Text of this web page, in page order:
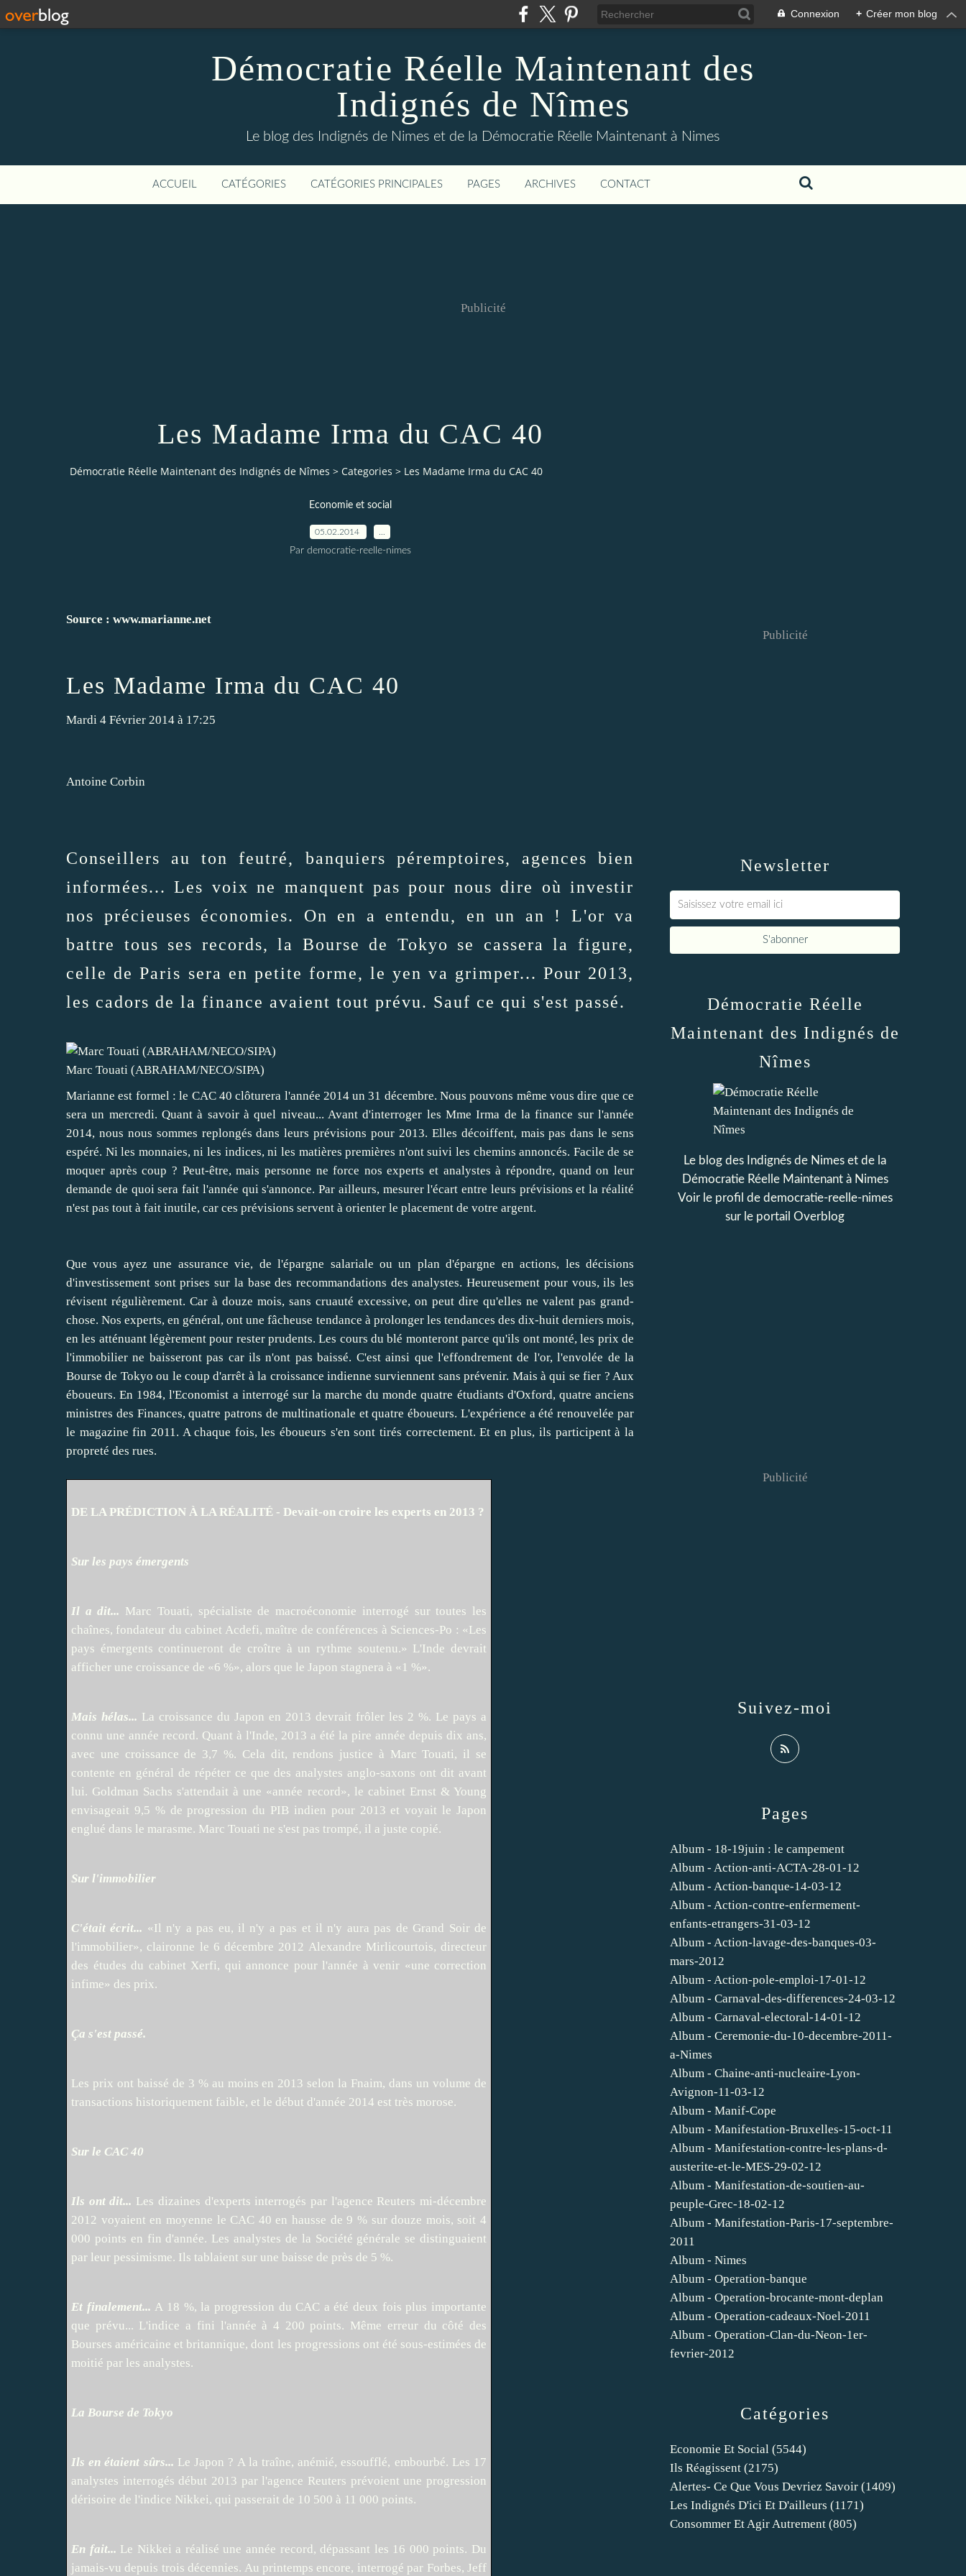
Connexion + Créer mon blog
Démocratie Réelle Maintenant des
Indignés de Nîmes
Le blog des Indignés de Nimes et de la Démocratie Réelle Maintenant à Nimes
ACCUEIL CATÉGORIES CATÉGORIES PRINCIPALES PAGES ARCHIVES CONTACT
Publicité
Les Madame Irma du CAC 40
Démocratie Réelle Maintenant des Indignés de Nîmes > Categories > Les Madame Irma du CAC 40
Economie et social
05.02.2014
Par democratie-reelle-nimes
Source : www.marianne.net
Les Madame Irma du CAC 40
Mardi 4 Février 2014 à 17:25
Antoine Corbin
Conseillers au ton feutré, banquiers péremptoires, agences bien
informées... Les voix ne manquent pas pour nous dire où investir
nos précieuses économies. On en a entendu, en un an ! L'or va
battre tous ses records, la Bourse de Tokyo se cassera la figure,
celle de Paris sera en petite forme, le yen va grimper... Pour 2013,
les cadors de la finance avaient tout prévu. Sauf ce qui s'est passé.
Marc Touati (ABRAHAM/NECO/SIPA)
Marianne est formel : le CAC 40 clôturera l'année 2014 un 31 décembre. Nous pouvons même vous dire que ce
sera un mercredi. Quant à savoir à quel niveau... Avant d'interroger les Mme Irma de la finance sur l'année
2014, nous nous sommes replongés dans leurs prévisions pour 2013. Elles décoiffent, mais pas dans le sens
espéré. Ni les monnaies, ni les indices, ni les matières premières n'ont suivi les chemins annoncés. Facile de se
moquer après coup ? Peut-être, mais personne ne force nos experts et analystes à répondre, quand on leur
demande de quoi sera fait l'année qui s'annonce. Par ailleurs, mesurer l'écart entre leurs prévisions et la réalité
n'est pas tout à fait inutile, car ces prévisions servent à orienter le placement de votre argent.
Que vous ayez une assurance vie, de l'épargne salariale ou un plan d'épargne en actions, les décisions
d'investissement sont prises sur la base des recommandations des analystes. Heureusement pour vous, ils les
révisent régulièrement. Car à douze mois, sans cruauté excessive, on peut dire qu'elles ne valent pas grand-
chose. Nos experts, en général, ont une fâcheuse tendance à prolonger les tendances des dix-huit derniers mois,
en les atténuant légèrement pour rester prudents. Les cours du blé monteront parce qu'ils ont monté, les prix de
l'immobilier ne baisseront pas car ils n'ont pas baissé. C'est ainsi que l'effondrement de l'or, l'envolée de la
Bourse de Tokyo ou le coup d'arrêt à la croissance indienne surviennent sans prévenir. Mais à qui se fier ? Aux
éboueurs. En 1984, l'Economist a interrogé sur la marche du monde quatre étudiants d'Oxford, quatre anciens
ministres des Finances, quatre patrons de multinationale et quatre éboueurs. L'expérience a été renouvelée par
le magazine fin 2011. A chaque fois, les éboueurs s'en sont tirés correctement. Et en plus, ils participent à la
propreté des rues.
DE LA PRÉDICTION À LA RÉALITÉ - Devait-on croire les experts en 2013 ?
Sur les pays émergents
Il a dit... Marc Touati, spécialiste de macroéconomie interrogé sur toutes les
chaînes, fondateur du cabinet Acdefi, maître de conférences à Sciences-Po : «Les
pays émergents continueront de croître à un rythme soutenu.» L'Inde devrait
afficher une croissance de «6 %», alors que le Japon stagnera à «1 %».
Mais hélas... La croissance du Japon en 2013 devrait frôler les 2 %. Le pays a
connu une année record. Quant à l'Inde, 2013 a été la pire année depuis dix ans,
avec une croissance de 3,7 %. Cela dit, rendons justice à Marc Touati, il se
contente en général de répéter ce que des analystes anglo-saxons ont dit avant
lui. Goldman Sachs s'attendait à une «année record», le cabinet Ernst & Young
envisageait 9,5 % de progression du PIB indien pour 2013 et voyait le Japon
englué dans le marasme. Marc Touati ne s'est pas trompé, il a juste copié.
Sur l'immobilier
C'était écrit... «Il n'y a pas eu, il n'y a pas et il n'y aura pas de Grand Soir de
l'immobilier», claironne le 6 décembre 2012 Alexandre Mirlicourtois, directeur
des études du cabinet Xerfi, qui annonce pour l'année à venir «une correction
infime» des prix.
Ça s'est passé.
Les prix ont baissé de 3 % au moins en 2013 selon la Fnaim, dans un volume de
transactions historiquement faible, et le début d'année 2014 est très morose.
Sur le CAC 40
Ils ont dit... Les dizaines d'experts interrogés par l'agence Reuters mi-décembre
2012 voyaient en moyenne le CAC 40 en hausse de 9 % sur douze mois, soit 4
000 points en fin d'année. Les analystes de la Société générale se distinguaient
par leur pessimisme. Ils tablaient sur une baisse de près de 5 %.
Et finalement... A 18 %, la progression du CAC a été deux fois plus importante
que prévu... L'indice a fini l'année à 4 200 points. Même erreur du côté des
Bourses américaine et britannique, dont les progressions ont été sous-estimées de
moitié par les analystes.
La Bourse de Tokyo
Ils en étaient sûrs... Le Japon ? A la traîne, anémié, essoufflé, embourbé. Les 17
analystes interrogés début 2013 par l'agence Reuters prévoient une progression
dérisoire de l'indice Nikkei, qui passerait de 10 500 à 11 000 points.
En fait... Le Nikkei a réalisé une année record, dépassant les 16 000 points. Du
jamais-vu depuis trois décennies. Au printemps encore, interrogé par Forbes, Jeff
Newsletter
Publicité
Catégories
Economie Et Social (5544)
Ils Réagissent (2175)
Alertes- Ce Que Vous Devriez Savoir (1409)
Les Indignés D'ici Et D'ailleurs (1171)
Consommer Et Agir Autrement (805)
Pages
Album - 18-19juin : le campement
Album - Action-anti-ACTA-28-01-12
Album - Action-banque-14-03-12
Album - Action-contre-enfermement-
enfants-etrangers-31-03-12
Album - Action-lavage-des-banques-03-
mars-2012
Album - Action-pole-emploi-17-01-12
Album - Carnaval-des-differences-24-03-12
Album - Carnaval-electoral-14-01-12
Album - Ceremonie-du-10-decembre-2011-
a-Nimes
Album - Chaine-anti-nucleaire-Lyon-
Avignon-11-03-12
Album - Manif-Cope
Album - Manifestation-Bruxelles-15-oct-11
Album - Manifestation-contre-les-plans-d-
austerite-et-le-MES-29-02-12
Album - Manifestation-de-soutien-au-
peuple-Grec-18-02-12
Album - Manifestation-Paris-17-septembre-
2011
Album - Nimes
Album - Operation-banque
Album - Operation-brocante-mont-deplan
Album - Operation-cadeaux-Noel-2011
Album - Operation-Clan-du-Neon-1er-
fevrier-2012
Démocratie Réelle
Maintenant des Indignés de
Nîmes
Le blog des Indignés de Nimes et de la
Démocratie Réelle Maintenant à Nimes
Voir le profil de democratie-reelle-nimes
sur le portail Overblog
Suivez-moi
Publicité